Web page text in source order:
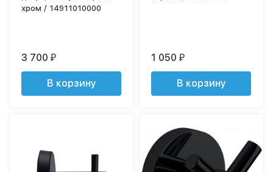
хром / 14911010000
3 700₽
В корзину
1 050₽
В корзину